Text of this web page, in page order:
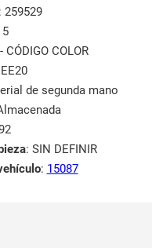
259529
5
CÓDIGO COLOR
de segunda mano
: SIN DEFINIR
: 15087